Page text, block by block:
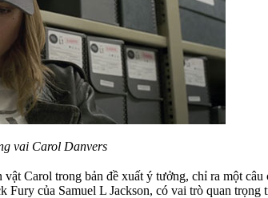
vai Carol Danvers
Carol trong bản đề xuất ý tưởng, chỉ ra một
của Samuel L Jackson, có vai trò quan trọng